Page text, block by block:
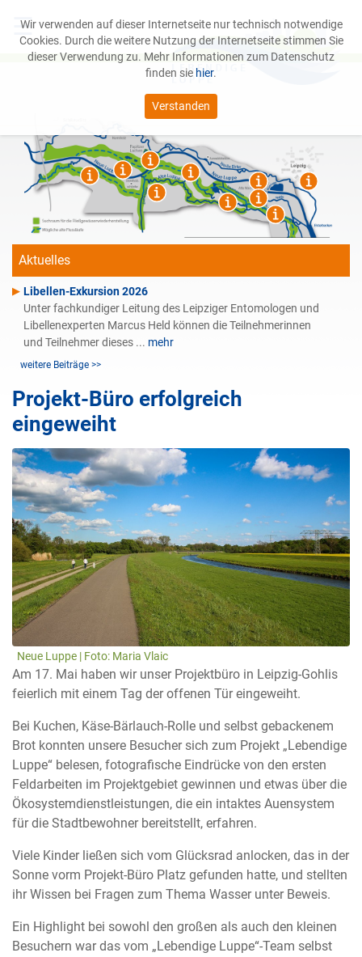
Wir verwenden auf dieser Internetseite nur technisch notwendige
Cookies. Durch die weitere Nutzung der Internetseite stimmen Sie
dieser Verwendung zu. Mehr Informationen zum Datenschutz
finden sie hier.
Verstanden
☰
Leipziger Auwald
Service
Aktuelles
Libellen-Exkursion 2026
Unter fachkundiger Leitung des Leipziger Entomologen und
Libellenexperten Marcus Held können die Teilnehmerinnen
und Teilnehmer dieses ... mehr
weitere Beiträge >>
Projekt-Büro erfolgreich
eingeweiht
Neue Luppe | Foto: Maria Vlaic
Am 17. Mai haben wir unser Projektbüro in Leipzig-Gohlis
feierlich mit einem Tag der offenen Tür eingeweiht.
Bei Kuchen, Käse-Bärlauch-Rolle und selbst gebackenem
Brot konnten unsere Besucher sich zum Projekt „Lebendige
Luppe“ belesen, fotografische Eindrücke von den ersten
Feldarbeiten im Projektgebiet gewinnen und etwas über die
Ökosystemdienstleistungen, die ein intaktes Auensystem
für die Stadtbewohner bereitstellt, erfahren.
Viele Kinder ließen sich vom Glücksrad anlocken, das in der
Sonne vorm Projekt-Büro Platz gefunden hatte, und stellten
ihr Wissen bei Fragen zum Thema Wasser unter Beweis.
Ein Highlight bei sowohl den großen als auch den kleinen
Besuchern war das vom „Lebendige Luppe“-Team selbst